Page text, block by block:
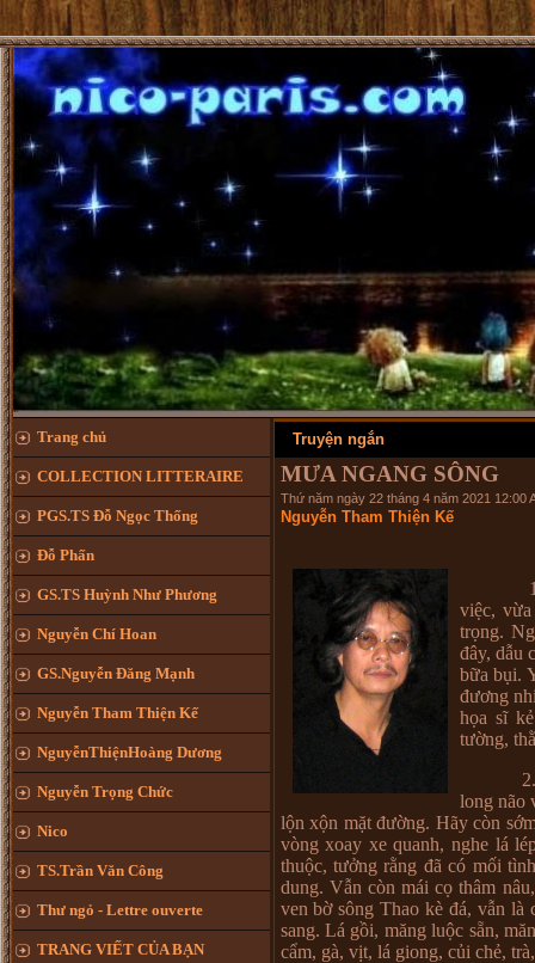
Trang chủ
COLLECTION LITTERAIRE
PGS.TS Đỗ Ngọc Thống
Đỗ Phấn
GS.TS Huỳnh Như Phương
Nguyễn Chí Hoan
GS.Nguyễn Đăng Mạnh
Nguyễn Tham Thiện Kế
NguyễnThiệnHoàng Dương
Nguyễn Trọng Chức
Nico
TS.Trần Văn Công
Thư ngỏ - Lettre ouverte
TRANG VIẾT CỦA BẠN
Truyện ngắn
MƯA NGANG SÔNG
Thứ năm ngày 22 tháng 4 năm 2021 12:00
Nguyễn Tham Thiện Kế
việc,
trọng.
đây, dẫu
bữa bụi.
đương
họa sĩ
tường,
long não
lộn xộn mặt đường. Hãy còn
vòng xoay xe quanh, nghe lá
thuộc, tưởng rằng đã có mối
dung. Vẫn còn mái cọ thâm
ven bờ sông Thao kè đá, vẫn
sang. Lá gồi, măng luộc sẵn,
cẩm, gà, vịt, lá giong, củi chẻ,